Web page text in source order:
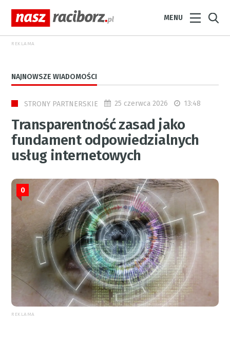
MENU
REKLAMA
NAJNOWSZE WIADOMOŚCI
STRONY PARTNERSKIE 25 czerwca 2026 13:48
Transparentność zasad jako
fundament odpowiedzialnych
usług internetowych
0
REKLAMA